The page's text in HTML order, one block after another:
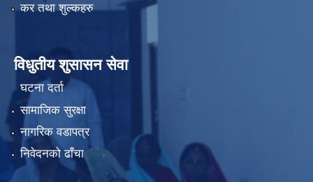
कर तथा शुल्कहरु
विधुतीय शुसासन सेवा
घटना दर्ता
सामाजिक सुरक्षा
नागरिक वडापत्र
निवेदनको ढाँचा